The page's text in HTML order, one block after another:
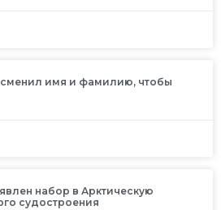
имя и фамилию, чтобы
набор в Арктическую
судостроения